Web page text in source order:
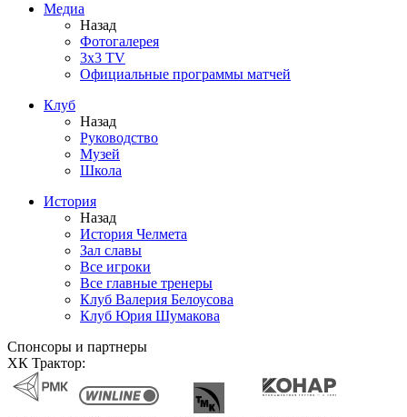
Медиа
Назад
Фотогалерея
3x3 TV
Официальные программы матчей
Клуб
Назад
Руководство
Музей
Школа
История
Назад
История Челмета
Зал славы
Все игроки
Все главные тренеры
Клуб Валерия Белоусова
Клуб Юрия Шумакова
Спонсоры и партнеры
ХК Трактор: